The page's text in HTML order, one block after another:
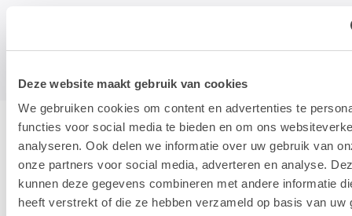
Deze website maakt gebruik van cookies
We gebruiken cookies om content en advertenties te
functies voor social media te bieden en om ons
analyseren. Ook delen we informatie over uw gebruik van
onze partners voor social media, adverteren en analyse.
kunnen deze gegevens combineren met andere informatie
heeft verstrekt of die ze hebben verzameld op basis van uw
Hotline & remote support
Installatie & configuratie